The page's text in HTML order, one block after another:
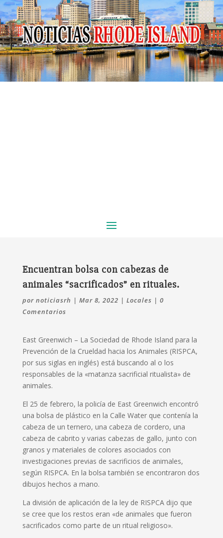
Encuentran bolsa con cabezas de
animales “sacrificados” en rituales.
por noticiasrh | Mar 8, 2022 | Locales | 0
Comentarios
East Greenwich – La Sociedad de Rhode Island para la
Prevención de la Crueldad hacia los Animales (RISPCA,
por sus siglas en inglés) está buscando al o los
responsables de la «matanza sacrificial ritualista» de
animales.
El 25 de febrero, la policía de East Greenwich encontró
una bolsa de plástico en la Calle Water que contenía la
cabeza de un ternero, una cabeza de cordero, una
cabeza de cabrito y varias cabezas de gallo, junto con
granos y materiales de colores asociados con
investigaciones previas de sacrificios de animales,
según RISPCA. En la bolsa también se encontraron dos
dibujos hechos a mano.
La división de aplicación de la ley de RISPCA dijo que
se cree que los restos eran «de animales que fueron
sacrificados como parte de un ritual religioso».